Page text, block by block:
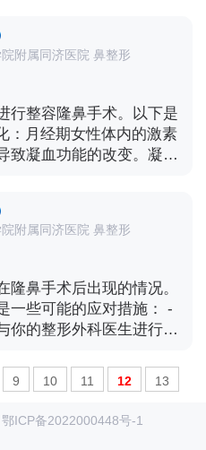
然而，需要注意的是，
潜在的问题。过高的鼻
甚至可能引起呼吸问题或
在决定进行隆鼻手术之
整形外科医生进行详细的
者的具体情况进行面部分
者可以与医生共同探讨，
射后的头几天内避免戴框
限制可能因个体差异而
后就开始戴眼镜，而其他
好遵循医生的建议，并根
需要佩戴眼镜，可以考虑
尝试使用隐形眼镜，以减
戴眼镜时要注意避免过度
要。保持鼻部清洁，避免
进行护理，有助于确保
果对戴眼镜的时间有疑
可以根据你的具体情况
附属同济医院 鼻整形
行整容隆鼻手术。以下是
：月经期女性体内的激素
致凝血功能的改变。凝血
后的伤口愈合和感染预
感度增加：月经期女性
，这可能会使手术后的疼
：月经期身体的水肿情
术后的肿胀更加明显，
术的安全和效果，大多数
行整容隆鼻手术。最好在
前，还应该考虑其他因
详细的咨询和讨论，他们
附属同济医院 鼻整形
隆鼻手术后出现的情况。
一些可能的应对措施： -
你的整形外科医生进行沟
观察和等待：有时候，增
，需要一定时间来恢复和
一段时间，看看增生是否
根据增生的严重程度，医
9 10 11 12 13
16 下一页
鄂ICP备2022000448号-1